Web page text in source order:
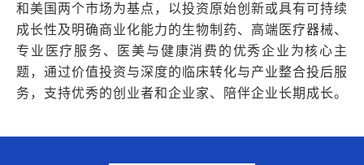
和美国两个市场为基点，以投资原始创新或具有可持续
成长性及明确商业化能力的生物制药、高端医疗器械、
专业医疗服务、医美与健康消费的优秀企业为核心主
题，通过价值投资与深度的临床转化与产业整合投后服
务，支持优秀的创业者和企业家、陪伴企业长期成长。